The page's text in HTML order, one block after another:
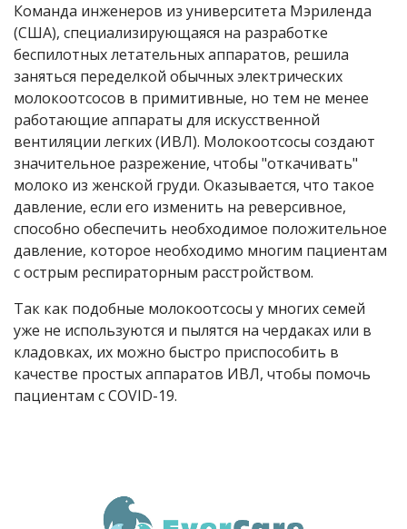
Команда инженеров из университета Мэриленда
(США), специализирующаяся на разработке
беспилотных летательных аппаратов, решила
заняться переделкой обычных электрических
молокоотсосов в примитивные, но тем не менее
работающие аппараты для искусственной
вентиляции легких (ИВЛ). Молокоотсосы создают
значительное разрежение, чтобы "откачивать"
молоко из женской груди. Оказывается, что такое
давление, если его изменить на реверсивное,
способно обеспечить необходимое положительное
давление, которое необходимо многим пациентам
с острым респираторным расстройством.
Так как подобные молокоотсосы у многих семей
уже не используются и пылятся на чердаках или в
кладовках, их можно быстро приспособить в
качестве простых аппаратов ИВЛ, чтобы помочь
пациентам с COVID-19.